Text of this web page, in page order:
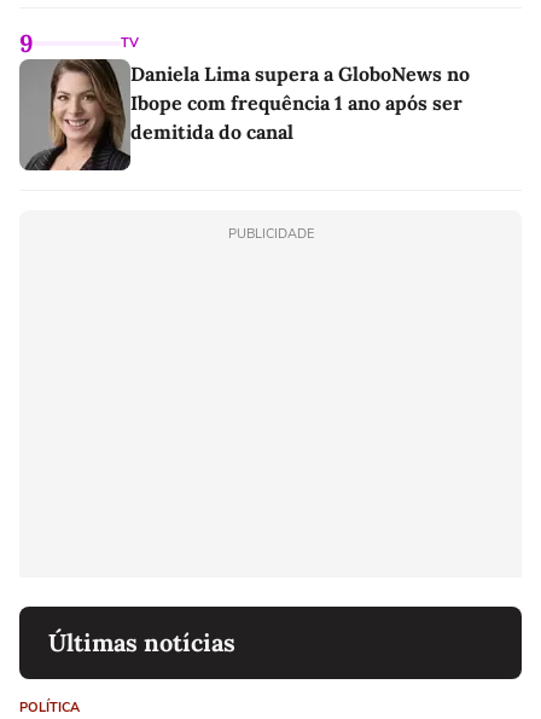
9 TV
Daniela Lima supera a GloboNews no
Ibope com frequência 1 ano após ser
demitida do canal
PUBLICIDADE
Últimas notícias
POLÍTICA